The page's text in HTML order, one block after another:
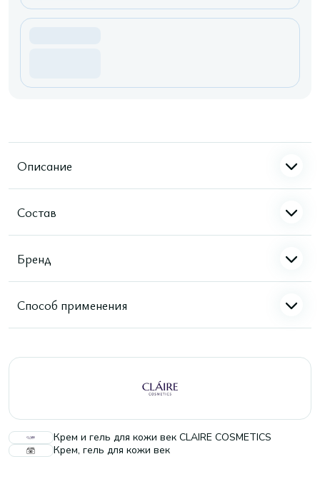
Описание
Состав
Бренд
Способ применения
Крем и гель для кожи век CLAIRE COSMETICS
Крем, гель для кожи век